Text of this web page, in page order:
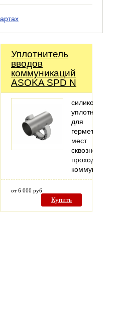
Уплотнитель
вводов
коммуникаций
ASOKA SPD N
силиконовый
уплотнитель
для
герметизации
мест
сквозного
прохода
коммуникаций
от 6 000 руб
Купить